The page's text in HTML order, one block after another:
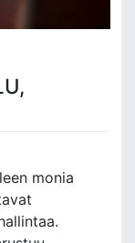
monia